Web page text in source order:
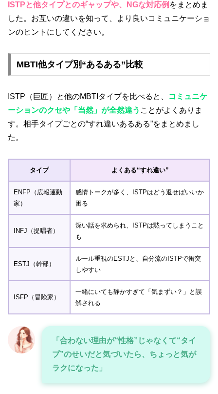
ISTPと他タイプとのギャップや、NGな対応例 をまとめま
した。お互いの違いを知って、より良いコミュニケーショ
ンのヒントにしてください。
MBTI他タイプ別“あるある”比較
ISTP（巨匠）と他のMBTIタイプを比べると、
コミュニケ
ーションのクセや「当然」が全然違う ことがよくありま
す。相手タイプごとの“すれ違いあるある”をまとめまし
た。
タイプ よくある“すれ違い”
ENFP（広報運動
家）
感情トークが多く、ISTPはどう返せばいいか
困る
INFJ（提唱者）
深い話を求められ、ISTPは黙ってしまうこと
も
ESTJ（幹部）
ルール重視のESTJと、自分流のISTPで衝突
しやすい
ISFP（冒険家）
一緒にいても静かすぎて「気まずい？」と誤
解される
「合わない理由が“性格”じゃなくて“タイ
プ”のせいだと気づいたら、ちょっと気が
ラクになった」